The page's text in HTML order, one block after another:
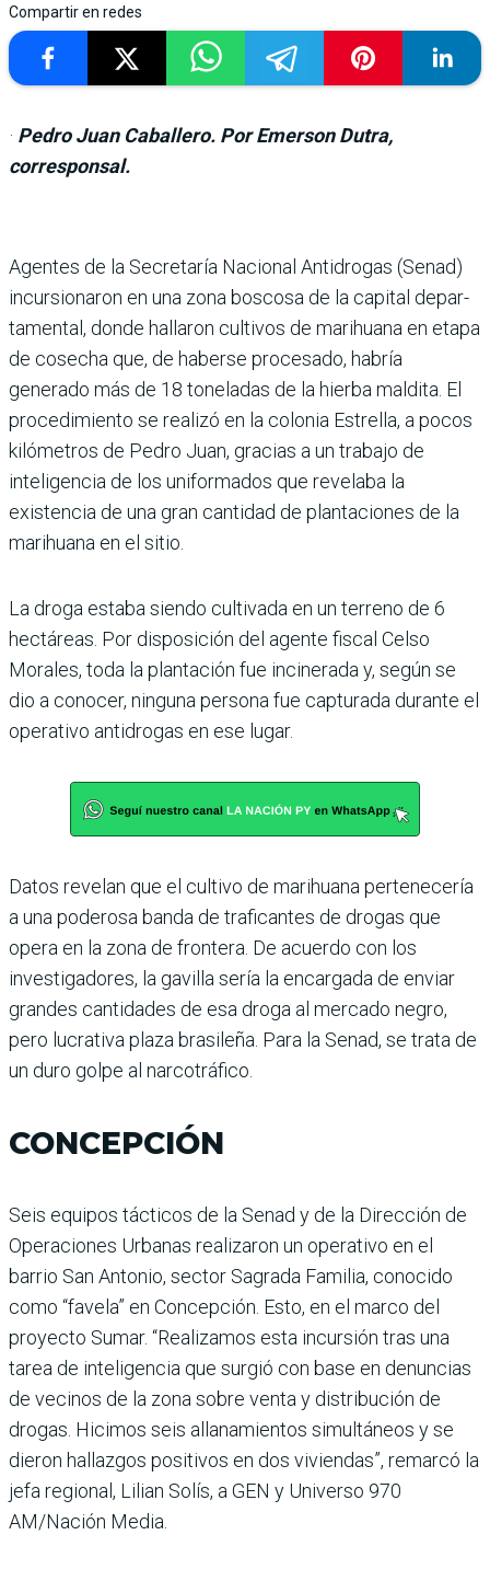
Compartir en redes
· Pedro Juan Caballero. Por Emerson Dutra,
corresponsal.
Agentes de la Secre­taría Nacional Anti­drogas (Senad)
incursionaron en una zona boscosa de la capital depar­
tamental, donde hallaron cul­tivos de marihuana en etapa
de cosecha que, de haberse procesado, habría
generado más de 18 toneladas de la hierba maldita. El
procedi­miento se realizó en la colo­nia Estrella, a pocos
kilóme­tros de Pedro Juan, gracias a un trabajo de
inteligen­cia de los uniformados que revelaba la
existencia de una gran cantidad de plantaciones de la
marihuana en el sitio.
La droga estaba siendo culti­vada en un terreno de 6
hec­táreas. Por disposición del agente fiscal Celso
Morales, toda la plantación fue incine­rada y, según se
dio a conocer, ninguna persona fue capturada durante el
operativo antidrogas en ese lugar.
Datos revelan que el cultivo de marihuana pertenecería
a una poderosa banda de traficantes de drogas que
opera en la zona de frontera. De acuerdo con los
investigadores, la gavilla sería la encargada de enviar
gran­des cantidades de esa droga al mercado negro,
pero lucrativa plaza brasileña. Para la Senad, se trata de
un duro golpe al nar­cotráfico.
CONCEPCIÓN
Seis equipos tácticos de la Senad y de la Dirección de
Ope­raciones Urbanas realizaron un operativo en el
barrio San Anto­nio, sector Sagrada Familia, conocido
como “favela” en Con­cepción. Esto, en el marco del
proyecto Sumar. “Realizamos esta incursión tras una
tarea de inteligencia que surgió con base en denuncias
de vecinos de la zona sobre venta y distri­bución de
drogas. Hicimos seis allanamientos simultáneos y se
dieron hallazgos positivos en dos viviendas”, remarcó la
jefa regional, Lilian Solís, a GEN y Universo 970
AM/Nación Media.